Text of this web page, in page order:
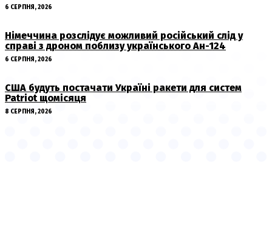
6 СЕРПНЯ, 2026
Німеччина розслідує можливий російський слід у
справі з дроном поблизу українського Ан-124
6 СЕРПНЯ, 2026
США будуть постачати Україні ракети для систем
Patriot щомісяця
8 СЕРПНЯ, 2026